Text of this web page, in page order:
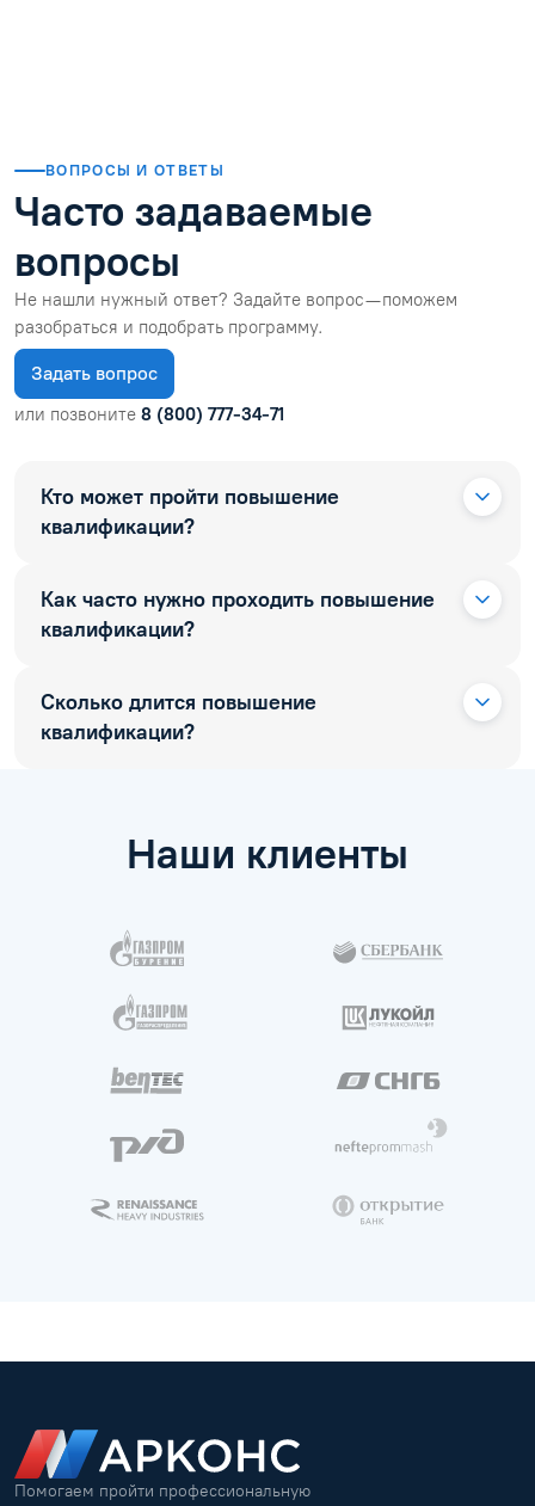
ВОПРОСЫ И ОТВЕТЫ
Часто задаваемые
вопросы
Не нашли нужный ответ? Задайте вопрос — поможем
разобраться и подобрать программу.
Задать вопрос
или позвоните 8 (800) 777-34-71
Кто может пройти повышение
квалификации?
Как часто нужно проходить повышение
квалификации?
Сколько длится повышение
квалификации?
Наши клиенты
Помогаем пройти профессиональную